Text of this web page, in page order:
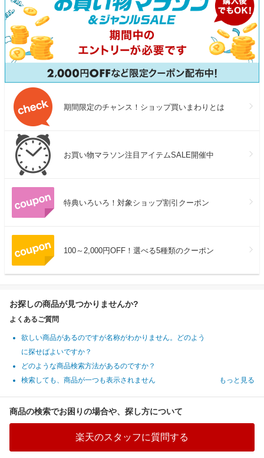
期間限定のチャンス！ショップ買いまわりとは
お買い物マラソン注目アイテムSALE開催中
特典いろいろ！対象ショップ割引クーポン
100～2,000円OFF！選べる5種類のクーポン
お探しの商品が見つかりませんか?
よくあるご質問
欲しい商品があるのですが名称がわかりません。どのよう
に探せばよいですか？
どのような商品検索方法があるのですか？
検索しても、商品が一つも表示されません
もっと見る
商品の検索でお困りの場合や、探し方について
楽天のスタッフに質問する